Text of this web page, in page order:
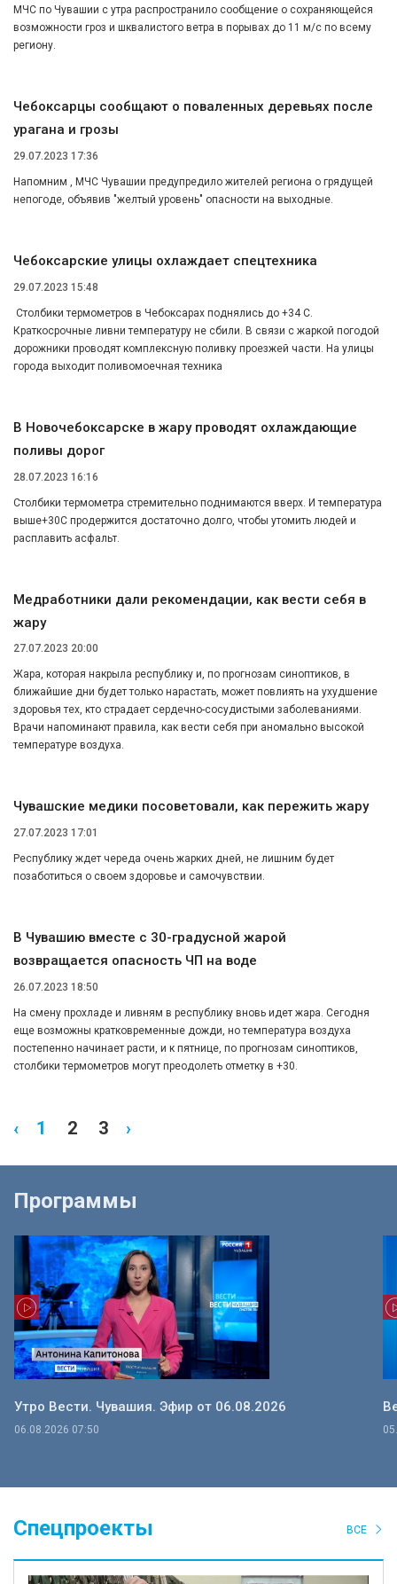
МЧС по Чувашии с утра распространило сообщение о сохраняющейся
возможности гроз и шквалистого ветра в порывах до 11 м/с по всему
региону.
Чебоксарцы сообщают о поваленных деревьях после
урагана и грозы
29.07.2023 17:36
Напомним , МЧС Чувашии предупредило жителей региона о грядущей
непогоде, объявив "желтый уровень" опасности на выходные.
Чебоксарские улицы охлаждает спецтехника
29.07.2023 15:48
Столбики термометров в Чебоксарах поднялись до +34 С.
Краткосрочные ливни температуру не сбили. В связи с жаркой погодой
дорожники проводят комплексную поливку проезжей части. На улицы
города выходит поливомоечная техника
В Новочебоксарске в жару проводят охлаждающие
поливы дорог
28.07.2023 16:16
Столбики термометра стремительно поднимаются вверх. И температура
выше+30С продержится достаточно долго, чтобы утомить людей и
расплавить асфальт.
Медработники дали рекомендации, как вести себя в
жару
27.07.2023 20:00
Жара, которая накрыла республику и, по прогнозам синоптиков, в
ближайшие дни будет только нарастать, может повлиять на ухудшение
здоровья тех, кто страдает сердечно-сосудистыми заболеваниями.
Врачи напоминают правила, как вести себя при аномально высокой
температуре воздуха.
Чувашские медики посоветовали, как пережить жару
27.07.2023 17:01
Республику ждет череда очень жарких дней, не лишним будет
позаботиться о своем здоровье и самочувствии.
В Чувашию вместе с 30-градусной жарой
возвращается опасность ЧП на воде
26.07.2023 18:50
На смену прохладе и ливням в республику вновь идет жара. Сегодня
еще возможны кратковременные дожди, но температура воздуха
постепенно начинает расти, и к пятнице, по прогнозам синоптиков,
столбики термометров могут преодолеть отметку в +30.
‹ 1 2 3 ›
Программы
Утро Вести. Чувашия. Эфир от 06.08.2026
06.08.2026 07:50
ВСЕ
Спецпроекты